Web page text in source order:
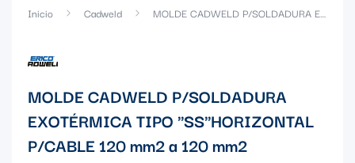
Inicio Cadweld MOLDE CADWELD P/SOLDADURA EXOTÉRMICA TIPO "SS"HORIZONTAL P/CABLE 120 mm2 a 120 mm2
MOLDE CADWELD P/SOLDADURA
EXOTÉRMICA TIPO "SS"HORIZONTAL
P/CABLE 120 mm2 a 120 mm2